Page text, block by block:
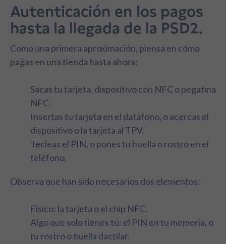
Autenticación en los pagos
hasta la llegada de la PSD2.
Como una primera aproximación, piensa en cómo
pagas en una tienda hasta ahora:
Sacas tu tarjeta, dispositivo con NFC o pegatina
NFC.
Insertas tu tarjeta en el datáfono, o acercas el
dispositivo o la tarjeta al TPV.
Tecleas el PIN, o pones tu huella o rostro en el
teléfono.
Observa que han sido necesarios dos elementos:
Físico: la tarjeta o el chip NFC.
Algo que solo tienes tú: el PIN en tu memoria, o
tu rostro o huella dactilar.